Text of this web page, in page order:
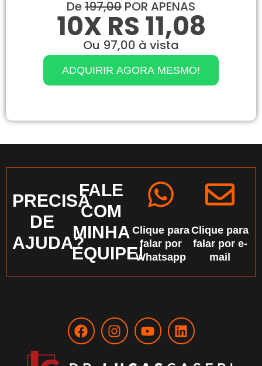
De197,00 POR APENAS
10X RS 11,08
Ou 97,00 à vista
ADQUIRIR AGORA MESMO!
PRECISA
DE
AJUDA?
Clique para
falar por
Whatsapp
FALE
COM
MINHA
EQUIPE!
Clique para
falar por e-
mail